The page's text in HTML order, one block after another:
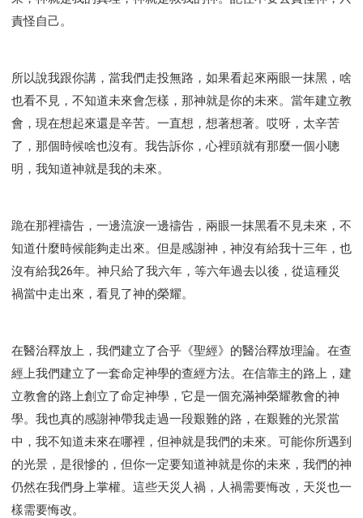
責怪自己。
所以說我跟你講，當我們走投無路，如果看起來兩眼一抹黑，啥
也看不見，不知道未來會怎樣，那神就是你的未來。當年建立教
會，現在想起來還是辛苦。一直想，想著想著。哎呀，太辛苦
了，那個時候啥也沒有。我告訴你，心裡頭就有那麼一個小聰
明，我知道神就是我的未來。
跪在那裡禱告，一邊流淚一邊禱告，兩眼一抹黑看不見未來，不
知道什麼時候能夠走出來。但是感謝神，神沒有給我十三年，也
沒有給我26年。神只給了我六年，等六年過去以後，從這種災
禍當中走出來，看見了神的榮耀。
在醫治釋放上，我們建立了合乎《聖經》的醫治釋放理論。在查
經上我們建立了一套命定神學的查經方法。在信靠主的路上，建
立教會的路上創立了命定神學，它是一個充滿神榮耀教會的神
學。我也真的感謝神帶我走過一段艱難的路，在艱難的光景當
中，我不知道未來在哪裡，但神就是我們的未來。可能你所遇到
的光景，是很慘的，但你一定要知道神就是你的未來，我們的神
仍然在我們身上掌權。這些天災人禍，人禍需要悔改，天災也一
樣需要悔改。